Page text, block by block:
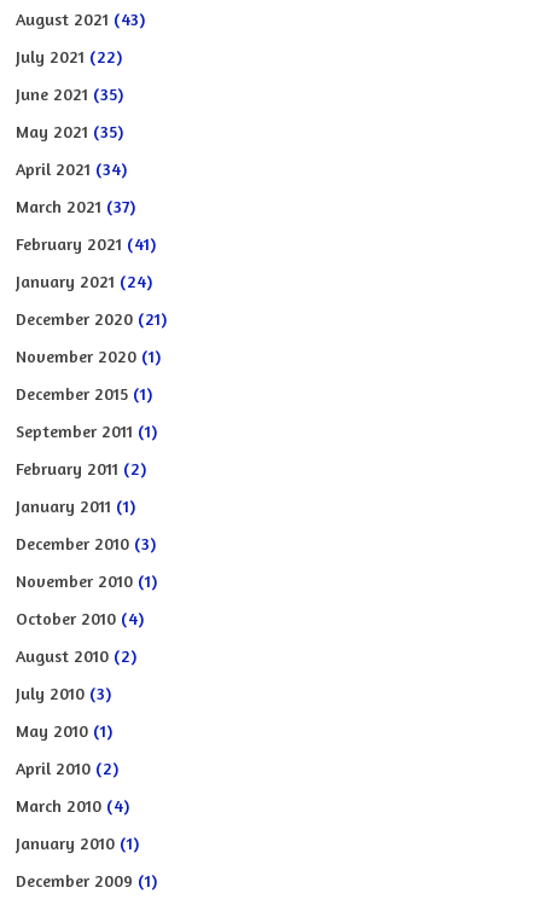
August 2021 (43)
July 2021 (22)
June 2021 (35)
May 2021 (35)
April 2021 (34)
March 2021 (37)
February 2021 (41)
January 2021 (24)
December 2020 (21)
November 2020 (1)
December 2015 (1)
September 2011 (1)
February 2011 (2)
January 2011 (1)
December 2010 (3)
November 2010 (1)
October 2010 (4)
August 2010 (2)
July 2010 (3)
May 2010 (1)
April 2010 (2)
March 2010 (4)
January 2010 (1)
December 2009 (1)